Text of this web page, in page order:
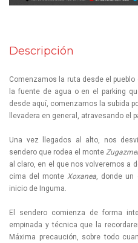
Descripción
Comenzamos la ruta desde el
la fuente de agua o en el parking
desde aquí, comenzamos la subida
llevadera en general, atravesando el
Una vez llegados al alto, nos
sendero que rodea el monte
al claro, en el que nos volveremos a
cima del monteXoxanea, donde un
inicio de Inguma.
El sendero comienza de forma
empinada y técnica que la
Máxima precaución, sobre todo